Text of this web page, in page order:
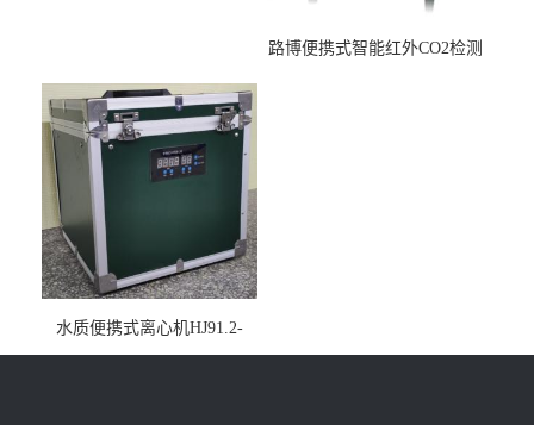
路博便携式智能红外CO2检测
水质便携式离心机HJ91.2-
2022地表水总磷监测内置有